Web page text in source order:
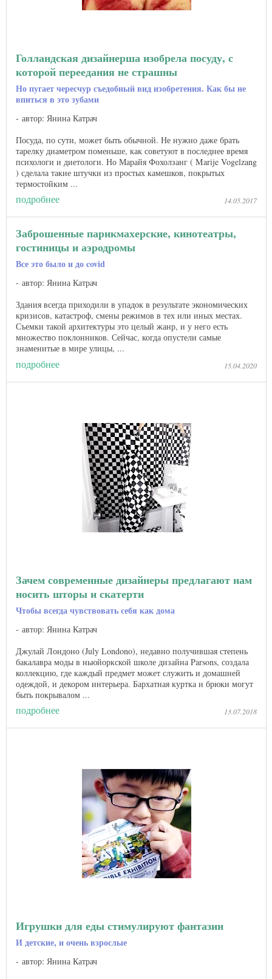
Голландская дизайнерша изобрела посуду, с
которой переедания не страшны
Но пугает чересчур съедобный вид изобретения. Как бы не
впиться в это зубами
автор: Янина Катрач
Посуда, по сути, может быть обычной. Не нужно даже брать
тарелку диаметром поменьше, как советуют в последнее время
психологи и диетологи. Но Марайя Фохолзанг ( Marije Vogelzang
) сделала такие штучки из простых камешков, покрытых
термостойким ...
подробнее 14.05.2017
Заброшенные парикмахерские, кинотеатры,
гостиницы и аэродромы
Все это было и до covid
автор: Янина Катрач
Здания всегда приходили в упадок в результате экономических
кризисов, катастроф, смены режимов в тех или иных местах.
Съемки такой архитектуры это целый жанр, и у него есть
множество поклонников. Сейчас, когда опустели самые
знаменитые в мире улицы, ...
подробнее 15.04.2020
Зачем современные дизайнеры предлагают нам
носить шторы и скатерти
Чтобы всегда чувствовать себя как дома
автор: Янина Катрач
Джулай Лондоно (July Londono), недавно получившая степень
бакалавра моды в ньюйоркской школе дизайна Parsons, создала
коллекцию, где каждый предмет может служить и домашней
одеждой, и декором интерьера. Бархатная куртка и брюки могут
быть покрывалом ...
подробнее 13.07.2018
Игрушки для еды стимулируют фантазии
И детские, и очень взрослые
автор: Янина Катрач